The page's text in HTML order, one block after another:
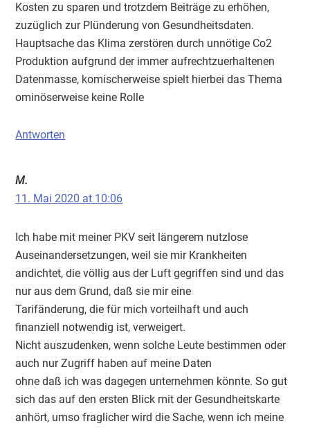
Kosten zu sparen und trotzdem Beiträge zu erhöhen,
zuzüglich zur Plünderung von Gesundheitsdaten.
Hauptsache das Klima zerstören durch unnötige Co2
Produktion aufgrund der immer aufrechtzuerhaltenen
Datenmasse, komischerweise spielt hierbei das Thema
ominöserweise keine Rolle
Antworten
M.
11. Mai 2020 at 10:06
Ich habe mit meiner PKV seit längerem nutzlose
Auseinandersetzungen, weil sie mir Krankheiten
andichtet, die völlig aus der Luft gegriffen sind und das
nur aus dem Grund, daß sie mir eine
Tarifänderung, die für mich vorteilhaft und auch
finanziell notwendig ist, verweigert.
Nicht auszudenken, wenn solche Leute bestimmen oder
auch nur Zugriff haben auf meine Daten
ohne daß ich was dagegen unternehmen könnte. So gut
sich das auf den ersten Blick mit der Gesundheitskarte
anhört, umso fraglicher wird die Sache, wenn ich meine